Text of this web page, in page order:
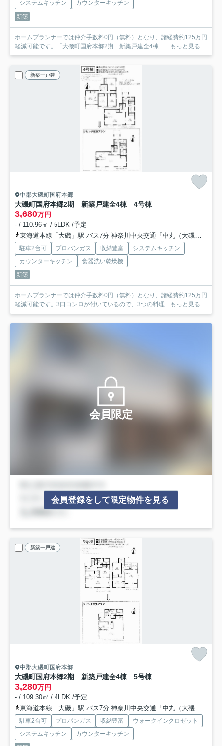
システムキッチン
カウンターキッチン
新築
ホームプランナーでは仲介手数料0円（無料）となり、諸経費約125万円
軽減可能です。「大磯町国府本郷2期 新築戸建全4棟 ... もっと見る
新築一戸建
中郡大磯町国府本郷
大磯町国府本郷2期 新築戸建全4棟 4号棟
3,680万円
- / 110.96㎡ / 5LDK /予定
東海道本線「大磯」駅 バス7分 神奈川中央交通「中丸（大磯町）」 停歩3分
駐車2台可 プロパンガス 収納豊富
システムキッチン
カウンターキッチン
食器洗い乾燥機
新築
ホームプランナーでは仲介手数料0円（無料）となり、諸経費約125万円
軽減可能です。3口コンロが付いているので、3つの料理... もっと見る
会員限定
会員登録をして限定物件を見る
新築一戸建
中郡大磯町国府本郷
大磯町国府本郷2期 新築戸建全4棟 5号棟
3,280万円
- / 109.30㎡ / 4LDK /予定
東海道本線「大磯」駅 バス7分 神奈川中央交通「中丸（大磯町）」 停歩3分
駐車2台可 プロパンガス 収納豊富
ウォークインクロゼット
システムキッチン
カウンターキッチン